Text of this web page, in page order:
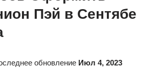
Пэй в Сентябе
обновление Июл 4, 2023